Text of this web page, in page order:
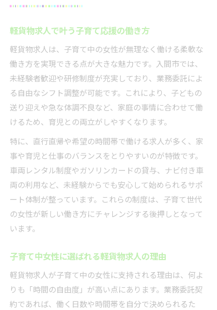
子育て応援の仕組みがある軽貨物求人とは
入間市女性に人気の軽貨物求人の働き方
家庭優先でも働きやすい軽貨物求人の工夫
未経験歓迎で安心スタート軽貨物ドライバー
未経験でも安心な軽貨物求人のサポート体
制
軽貨物求人で始める未経験からのキャリア
研修充実の軽貨物求人で安心して働く方法
未経験女性でも挑戦しやすい軽貨物求人
軽貨物求人の安心ポイントと始め方のコツ
家庭と両立しやすい求人選びのコツ
家庭と両立できる軽貨物求人選びの秘訣
軽貨物求人で育児と仕事を両立するポイン
ト
軽貨物求人で叶える理想のワークスタイル
両立しやすい軽貨物求人のチェックポイン
ト
子育て応援制度を活かす働き方とは
軽貨物求人で叶う子育て応援の働き方
軽貨物求人は、子育て中の女性が無理なく働ける柔軟な
働き方を実現できる点が大きな魅力です。入間市では、
未経験者歓迎や研修制度が充実しており、業務委託によ
る自由なシフト調整が可能です。これにより、子どもの
送り迎えや急な体調不良など、家庭の事情に合わせて働
けるため、育児との両立がしやすくなります。
特に、直行直帰や希望の時間帯で働ける求人が多く、家
事や育児と仕事のバランスをとりやすいのが特徴です。
車両レンタル制度やガソリンカードの貸与、ナビ付き車
両の利用など、未経験からでも安心して始められるサポ
ート体制が整っています。これらの制度は、子育て世代
の女性が新しい働き方にチャレンジする後押しとなって
います。
子育て中女性に選ばれる軽貨物求人の理由
軽貨物求人が子育て中の女性に支持される理由は、何よ
りも「時間の自由度」が高い点にあります。業務委託契
約であれば、働く日数や時間帯を自分で決められるた